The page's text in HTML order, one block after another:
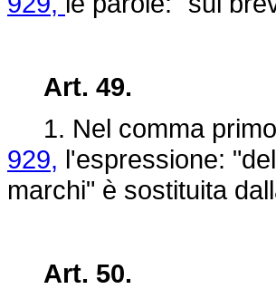
Art. 49.
1. Nel comma
929, l'espressione:
marchi" è sostituita
Art. 50.